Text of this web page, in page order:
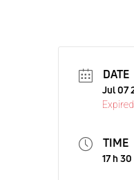
DATE
Jul 07
TIME
17 h